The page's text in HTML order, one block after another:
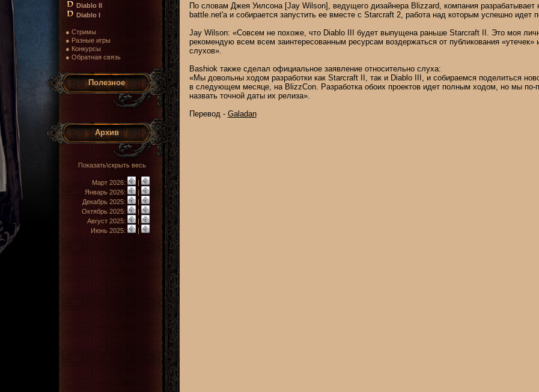
Diablo II
Diablo I
● Стримы
● Разные игры
● Конкурсы
● Обратная связь
Полезное
Архив
Показать\скрыть весь
Март 2026:
|
Январь 2026:
|
Декабрь 2025:
|
Октябрь 2025:
|
Август 2025:
|
Июнь 2025:
|
По словам Джея Уилсона [Jay Wilson], ведущего дизайнера Blizzard, компания разрабатывает
battle.net'a и собирается запустить ее вместе с Starcraft 2, работа над которым успешно идет
Jay Wilson: «Совсем не похоже, что Diablo III будет выпущена раньше Starcraft II. Это моя
рекомендую всем всем заинтересованным ресурсам воздержаться от публикования «утечек»
слухов».
Bashiok также сделал официальное заявление относительно слуха:
«Мы довольны ходом разработки как Starcraft II, так и Diablo III, и собираемся поделиться
в следующем месяце, на BlizzCon. Разработка обоих проектов идет полным ходом, но мы
назвать точной даты их релиза».
Перевод - Galadan